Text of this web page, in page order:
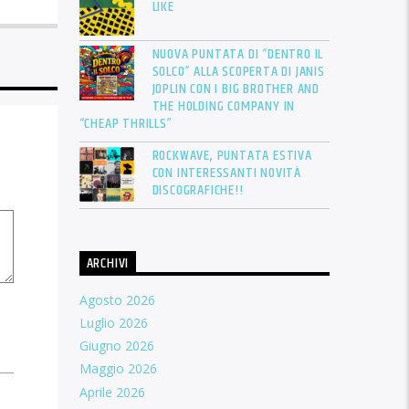
LIKE
NUOVA PUNTATA DI “DENTRO IL
SOLCO” ALLA SCOPERTA DI JANIS
JOPLIN CON I BIG BROTHER AND
THE HOLDING COMPANY IN
“CHEAP THRILLS”
ROCKWAVE, PUNTATA ESTIVA
CON INTERESSANTI NOVITÀ
DISCOGRAFICHE!!
ARCHIVI
Agosto 2026
Luglio 2026
Giugno 2026
Maggio 2026
Aprile 2026